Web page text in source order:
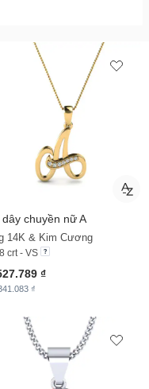
dây chuyền nữ A
14K & Kim Cương
crt - VS
₫
₫